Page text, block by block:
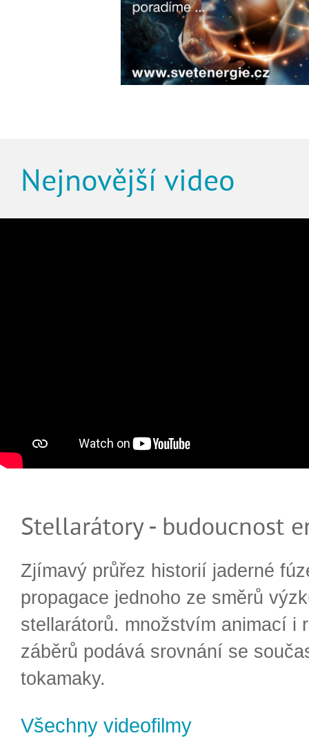
Nejnovější video
Stellarátory - budoucnost
Zjímavý průřez historií jaderné
propagace jednoho ze směrů
stellarátorů. množstvím animací i
záběrů podává srovnání se
tokamaky.
Všechny videofilmy